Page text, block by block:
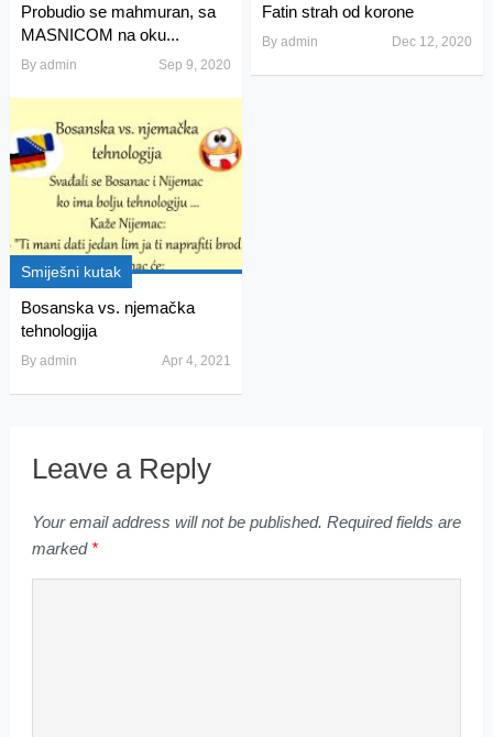
Probudio se mahmuran, sa
MASNICOM na oku...
By admin Sep 9, 2020
Fatin strah od korone
Byadmin Dec 12, 2020
Smiješni kutak
Bosanska vs. njemačka
tehnologija
By admin Apr 4, 2021
Leave a Reply
Your email address will not be published. Required fields are
marked *